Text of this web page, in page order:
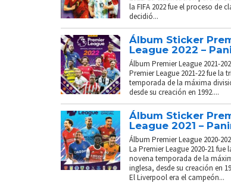
la FIFA 2022 fue el proceso de
decidió...
Álbum Sticker
League 2022 –
Álbum Premier League 2021-
Premier League 2021-22 fue la
temporada de la máxima
desde su creación en 1992....
Álbum Sticker
League 2021 –
Álbum Premier League 2020-
La Premier League 2020-21 fue
novena temporada de la
inglesa, desde su creación en
El Liverpool era el campeón...